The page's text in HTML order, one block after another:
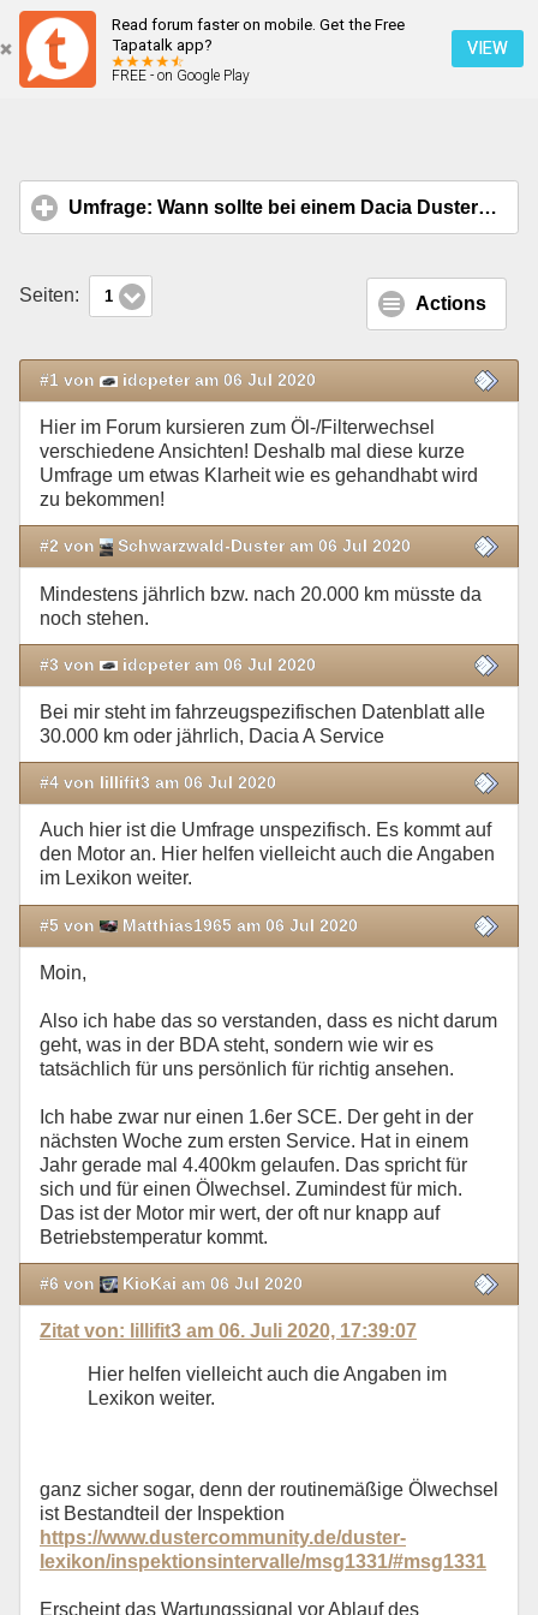
Read forum faster on mobile. Get the Free
Tapatalk app?
FREE - on Google Play
VIEW
Öl-/Filterwechsel
Umfrage: Wann sollte bei einem Dacia Duster II, Adventure, 4WD, 150 PS Motor
Seiten: 1 Actions
#1 von idcpeter am 06 Jul 2020
Hier im Forum kursieren zum Öl-/Filterwechsel
verschiedene Ansichten! Deshalb mal diese kurze
Umfrage um etwas Klarheit wie es gehandhabt wird
zu bekommen!
#2 von Schwarzwald-Duster am 06 Jul 2020
Mindestens jährlich bzw. nach 20.000 km müsste da
noch stehen.
#3 von idcpeter am 06 Jul 2020
Bei mir steht im fahrzeugspezifischen Datenblatt alle
30.000 km oder jährlich, Dacia A Service
#4 von lillifit3 am 06 Jul 2020
Auch hier ist die Umfrage unspezifisch. Es kommt auf
den Motor an. Hier helfen vielleicht auch die Angaben
im Lexikon weiter.
#5 von Matthias1965 am 06 Jul 2020
Moin,
Also ich habe das so verstanden, dass es nicht darum
geht, was in der BDA steht, sondern wie wir es
tatsächlich für uns persönlich für richtig ansehen.
Ich habe zwar nur einen 1.6er SCE. Der geht in der
nächsten Woche zum ersten Service. Hat in einem
Jahr gerade mal 4.400km gelaufen. Das spricht für
sich und für einen Ölwechsel. Zumindest für mich.
Das ist der Motor mir wert, der oft nur knapp auf
Betriebstemperatur kommt.
#6 von KioKai am 06 Jul 2020
Zitat von: lillifit3 am 06. Juli 2020, 17:39:07
Hier helfen vielleicht auch die Angaben im
Lexikon weiter.
ganz sicher sogar, denn der routinemäßige Ölwechsel
ist Bestandteil der Inspektion
https://www.dustercommunity.de/duster-
lexikon/inspektionsintervalle/msg1331/#msg1331
Erscheint das Wartungssignal vor Ablauf des